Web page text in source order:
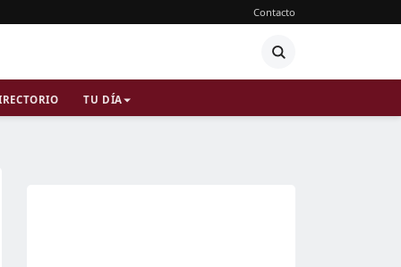
Contacto
TU DÍA